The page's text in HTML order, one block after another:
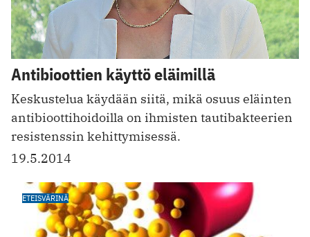
Antibioottien käyttö eläimillä
Keskustelua käydään siitä, mikä osuus eläinten
antibioottihoidoilla on ihmisten tautibakteerien
resistenssin kehittymisessä.
19.5.2014
ETEISVÄRINÄ